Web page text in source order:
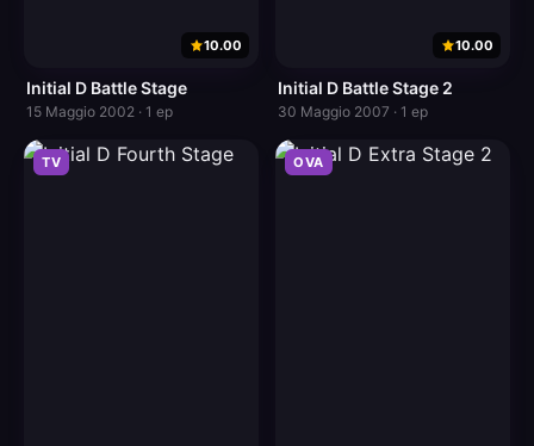
10.00
Initial D Battle Stage
15 Maggio 2002 · 1 ep
10.00
Initial D Battle Stage 2
30 Maggio 2007 · 1 ep
TV OVA